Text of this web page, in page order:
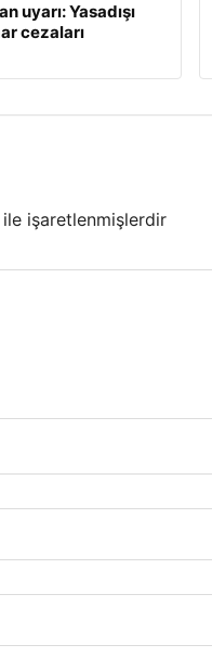
uyarı: Yasadışı
cezaları
ile işaretlenmişlerdir